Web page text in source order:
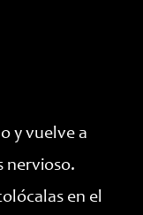
y vuelve a
nervioso.
en el